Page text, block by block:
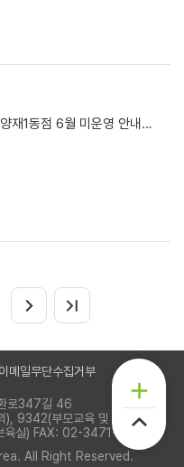
◎ 서리풀노리학교 양재1동점 6월 미운영 안내 ◎
이메일무단수집거부
로347길 46
9342(부모교육 및 상담),
실) FAX: 02-3471-9340
All Right Reserved.